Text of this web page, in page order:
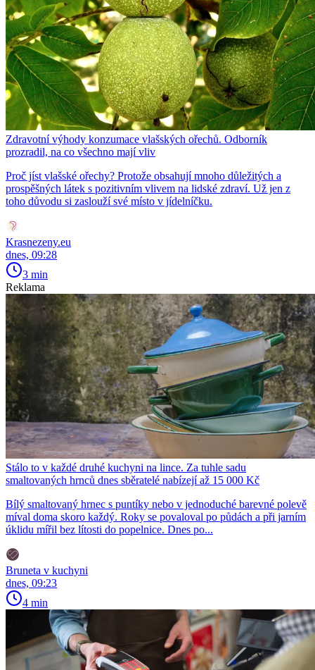
Zdravotní výhody konzumace vlašských ořechů. Odborník
prozradil, na co všechno mají vliv
Proč jíst vlašské ořechy? Protože obsahují mnoho důležitých a
prospěšných látek s pozitivním vlivem na lidské zdraví. Už jen z
toho důvodu si zaslouží své místo v jídelníčku.
Krasnezeny.eu
dnes, 09:28
3 min
Reklama
Stálo to v každé druhé kuchyni na lince. Za tuhle sadu
smaltovaných hrnců dnes sběratelé nabízejí až 15 000 Kč
Bílý smaltovaný hrnec s puntíky nebo v jednoduché barevné polevě
míval doma skoro každý. Roky se povaloval po půdách a při jarním
úklidu mířil bez lítosti do popelnice. Dnes po...
Bruneta v kuchyni
dnes, 09:23
4 min